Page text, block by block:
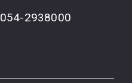
054-2938000